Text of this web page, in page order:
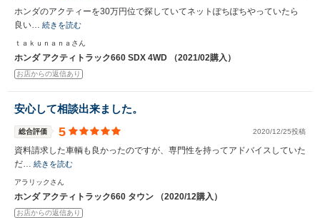
ホンダのアクティーを30万円位で探していてネットぽちぽちやっていたら
良い… 続きを読む
ｔａｋｕｎａｎａさん
ホンダ アクティトラック660 SDX 4WD （2021/02購入）
お店からの返信あり
安心して相談出来ました。
総合評価 5 2020/12/25投稿
資料請求した車輌も良かったのですが、専門性を持ってアドバイスしていた
だ… 続きを読む
アラリックさん
ホンダ アクティトラック660 タウン （2020/12購入）
お店からの返信あり